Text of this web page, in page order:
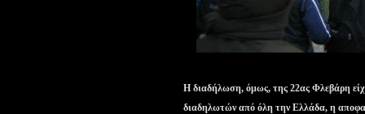
Η διαδήλωση, όμως, της 22ας Φλεβάρη
διαδηλωτών από όλη την Ελλάδα, η